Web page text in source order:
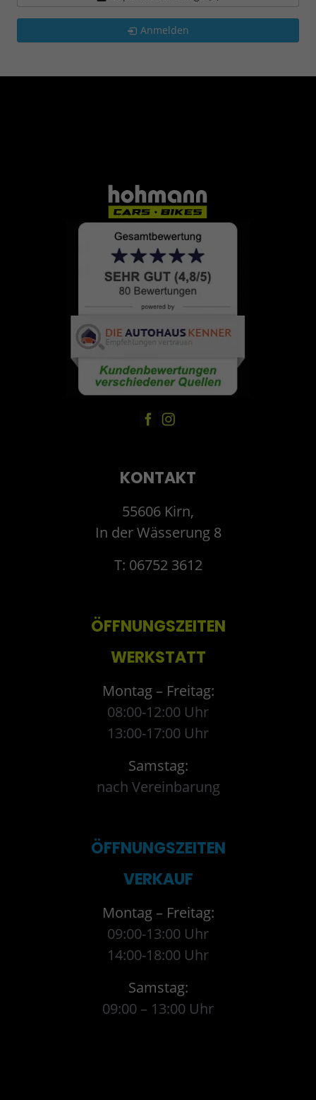
Anmelden
KONTAKT
55606 Kirn,
In der Wässerung 8
T: 06752 3612
ÖFFNUNGSZEITEN
WERKSTATT
Montag – Freitag:
08:00-12:00 Uhr
13:00-17:00 Uhr
Samstag:
nach Vereinbarung
ÖFFNUNGSZEITEN
VERKAUF
Montag – Freitag:
09:00-13:00 Uhr
14:00-18:00 Uhr
Samstag:
09:00 – 13:00 Uhr